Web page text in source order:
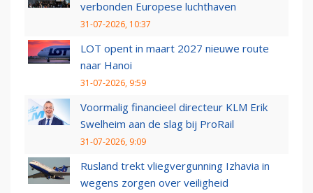
verbonden Europese luchthaven
31-07-2026, 10:37
LOT opent in maart 2027 nieuwe route
naar Hanoi
31-07-2026, 9:59
Voormalig financieel directeur KLM Erik
Swelheim aan de slag bij ProRail
31-07-2026, 9:09
Rusland trekt vliegvergunning Izhavia in
wegens zorgen over veiligheid